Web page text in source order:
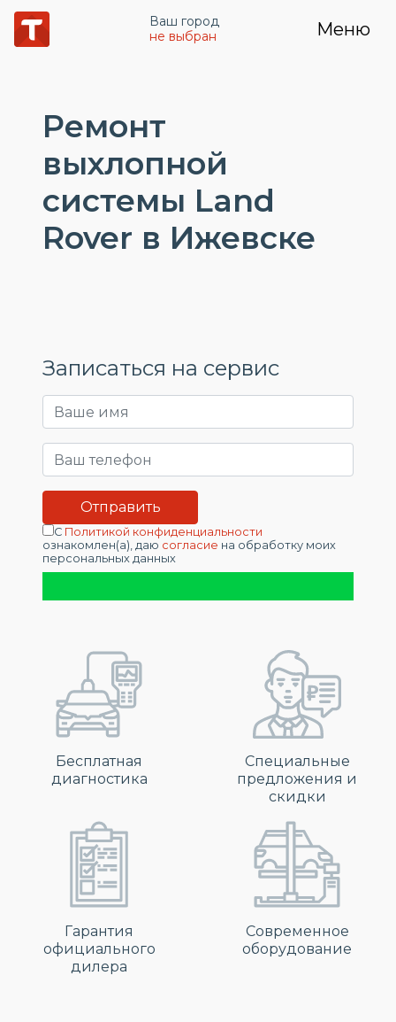
Ваш город
не выбран
Меню
Ремонт
выхлопной
системы Land
Rover в Ижевске
Записаться на сервис
С Политикой конфиденциальности
ознакомлен(а), даю согласие на обработку моих
персональных данных
Бесплатная
диагностика
Специальные
предложения и
скидки
Гарантия
официального
дилера
Современное
оборудование